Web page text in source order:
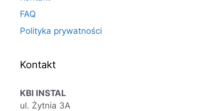
FAQ
Polityka prywatności
Kontakt
KBI INSTAL
ul. Żytnia 3A